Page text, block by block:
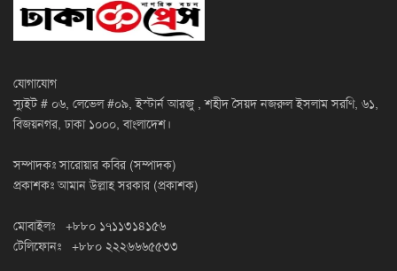
যোগাযোগ
স্যুইট # ০৬, লেভেল #০৯, ইস্টার্ন আরজু , শহীদ সৈয়দ নজরুল ইসলাম সরণি, ৬১,
বিজয়নগর, ঢাকা ১০০০, বাংলাদেশ।
সম্পাদকঃ সারোয়ার কবির (সম্পাদক)
প্রকাশকঃ আমান উল্লাহ সরকার (প্রকাশক)
মোবাইলঃ +৮৮০ ১৭১১৩১৪১৫৬
টেলিফোনঃ +৮৮০ ২২২৬৬৬৫৫৩৩